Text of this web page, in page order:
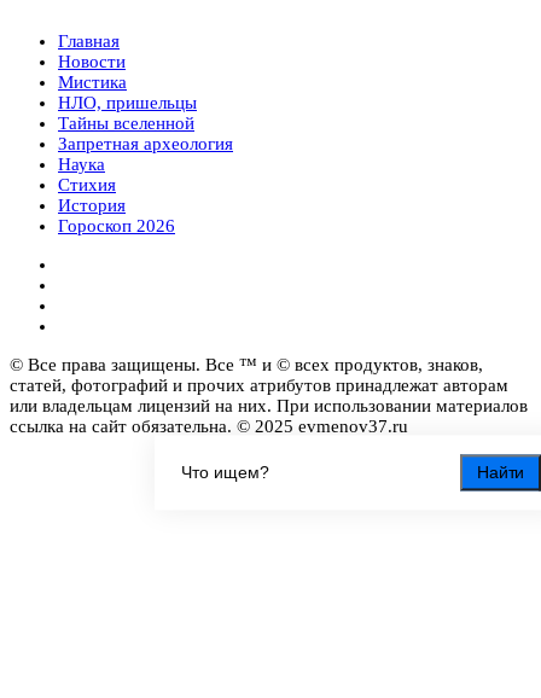
Найти
Главная
Новости
Мистика
НЛО, пришельцы
Тайны вселенной
Запретная археология
Наука
Стихия
История
Гороскоп 2026
© Все права защищены. Все ™ и © всех продуктов, знаков,
статей, фотографий и прочих атрибутов принадлежат авторам
или владельцам лицензий на них. При использовании материалов
ссылка на сайт обязательна. © 2025 evmenov37.ru